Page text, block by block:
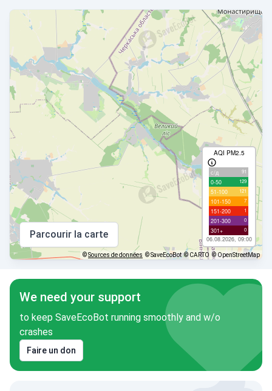
AQI PM2.5
с/д 91
0-50 129
51-100 121
101-150 7
151-200 1
201-300 0
301+ 0
06.08.2026, 09:00
Parcourir la carte
©Sources de données © SaveEcoBot © CARTO © OpenStreetMap
We need your support
to keep SaveEcoBot running smoothly and w/o
crashes
Faire un don